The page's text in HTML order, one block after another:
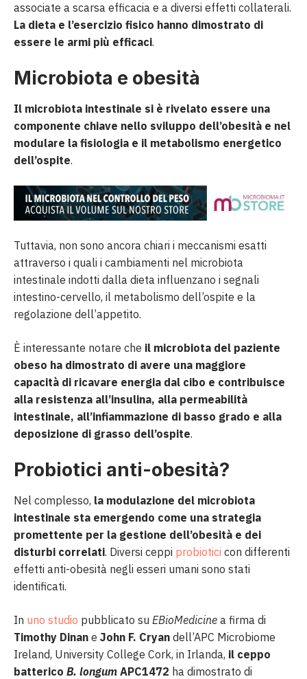
associate a scarsa efficacia e a diversi effetti collaterali.
La dieta e l’esercizio fisico hanno dimostrato di
essere le armi più efficaci.
Microbiota e obesità
Il microbiota intestinale si è rivelato essere una
componente chiave nello sviluppo dell’obesità e nel
modulare la fisiologia e il metabolismo energetico
dell’ospite.
Tuttavia, non sono ancora chiari i meccanismi esatti
attraverso i quali i cambiamenti nel microbiota
intestinale indotti dalla dieta influenzano i segnali
intestino-cervello, il metabolismo dell’ospite e la
regolazione dell’appetito.
È interessante notare che il microbiota del paziente
obeso ha dimostrato di avere una maggiore
capacità di ricavare energia dal cibo e contribuisce
alla resistenza all’insulina, alla permeabilità
intestinale, all’infiammazione di basso grado e alla
deposizione di grasso dell’ospite.
Probiotici anti-obesità?
Nel complesso, la modulazione del microbiota
intestinale sta emergendo come una strategia
promettente per la gestione dell’obesità e dei
disturbi correlati. Diversi ceppi probiotici con differenti
effetti anti-obesità negli esseri umani sono stati
identificati.
In uno studio pubblicato su EBioMedicine a firma di
Timothy Dinan e John F. Cryan dell’APC Microbiome
Ireland, University College Cork, in Irlanda, il ceppo
batterico B. longum APC1472 ha dimostrato di